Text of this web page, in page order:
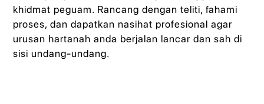
khidmat peguam. Rancang dengan teliti, fahami
proses, dan dapatkan nasihat profesional agar
urusan hartanah anda berjalan lancar dan sah di
sisi undang-undang.